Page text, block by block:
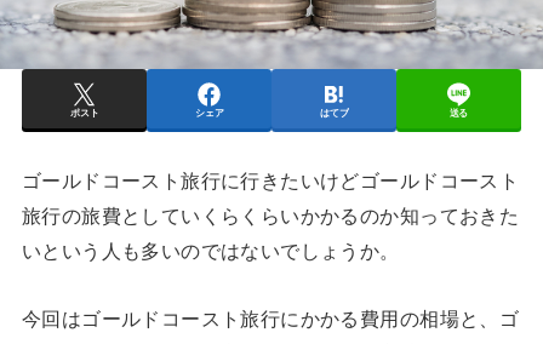
ポスト シェア はてブ 送る
ゴールドコースト旅行に行きたいけどゴールドコースト
旅行の旅費としていくらくらいかかるのか知っておきた
いという人も多いのではないでしょうか。
今回はゴールドコースト旅行にかかる費用の相場と、ゴ